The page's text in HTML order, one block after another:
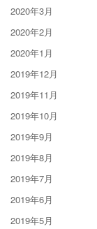
2020年3月
2020年2月
2020年1月
2019年12月
2019年11月
2019年10月
2019年9月
2019年8月
2019年7月
2019年6月
2019年5月